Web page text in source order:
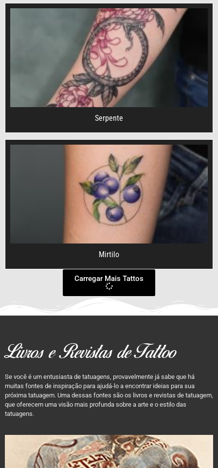
Serpente
Mirtilo
Carregar Mais Tattos
Livros e Revistas de Tattoo
Se você é um entusiasta de tatuagens, provavelmente já sabe que há
muitas fontes de inspiração para ajudá-lo a encontrar ideias para sua
próxima tatuagem. Uma dessas fontes são os livros e revistas de tatuagem,
que oferecem uma visão mais profunda sobre a arte e o estilo das
tatuagens.